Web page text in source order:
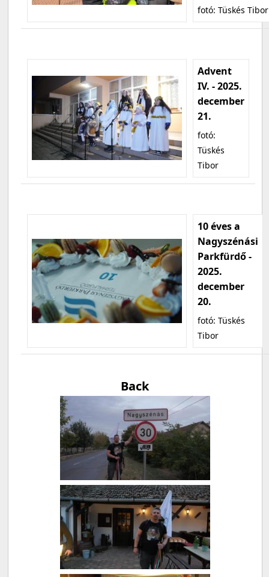
fotó: Tüskés Tibor
Advent
IV. - 2025.
december
21.
fotó:
Tüskés
Tibor
10 éves a
Nagyszénási
Parkfürdő -
2025.
december
20.
fotó: Tüskés
Tibor
Back